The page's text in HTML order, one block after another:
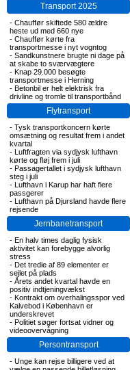
Transport 2025
- Chauffør skiftede 580 ældre
heste ud med 660 nye
- Chauffør kørte fra
transportmesse i nyt vogntog
- Sandkunstnere brugte ni dage på
at skabe to sværvægtere
- Knap 29.000 besøgte
transportmesse i Herning
- Betonbil er helt elektrisk fra
drivline og tromle til transportbånd
Flytransport
- Tysk transportkoncern kørte
omsætning og resultat frem i andet
kvartal
- Luftfragten via sydjysk lufthavn
kørte og fløj frem i juli
- Passagertallet i sydjysk lufthavn
steg i juli
- Lufthavn i Karup har haft flere
passgerer
- Lufthavn på Djursland havde flere
rejsende
Jernbanetransport
- En halv times daglig fysisk
aktivitet kan forebygge alvorlig
stress
- Det tredie af 89 elementer er
sejlet på plads
- Årets andet kvartal havde en
positiv indtjeningvækst
- Kontrakt om overhalingsspor ved
Kalvebod i København er
underskrevet
- Politiet søger fortsat vidner og
videoovervågning
Persontransport
- Unge kan rejse billigere ved at